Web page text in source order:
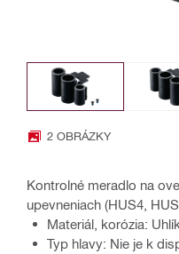
2 OBRÁZKY
Kontrolné meradlo na
upevneniach (HUS4,
Materiál, korózia:
Typ hlavy: Nie je k